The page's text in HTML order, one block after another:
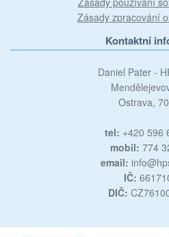
Zásady zpracování
Kontaktní
Daniel Pater -
Ostrava,
tel: +420 596
mobil: 774
email:
IČ:
DIČ: